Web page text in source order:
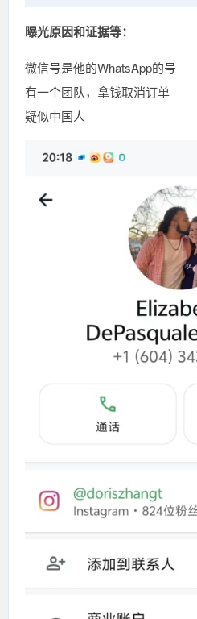
曝光原因和证据等：
微信号是他的WhatsApp的号
有一个团队，拿钱取消订单
疑似中国人